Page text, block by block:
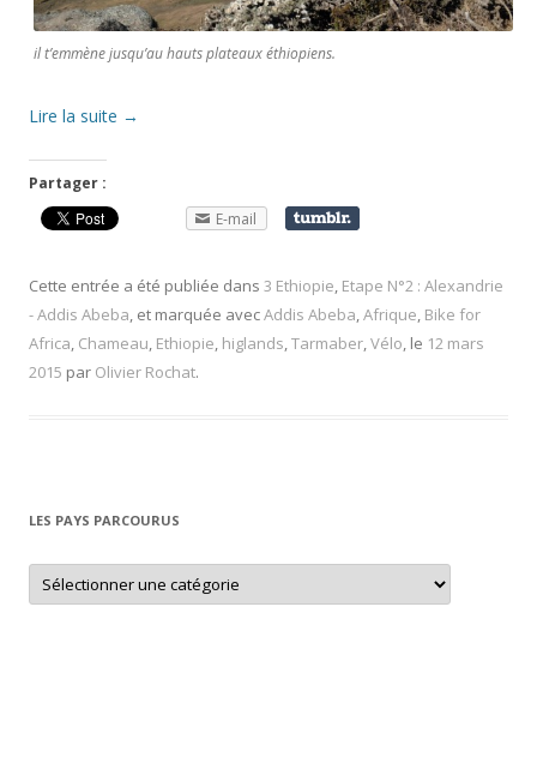
il t’emmène jusqu’au hauts plateaux éthiopiens.
Lire la suite →
Partager :
E-mail
Cette entrée a été publiée dans 3 Ethiopie, Etape N°2 : Alexandrie
- Addis Abeba, et marquée avecAddis Abeba,Afrique, Bike for
Africa, Chameau, Ethiopie, higlands,Tarmaber,Vélo, le 12 mars
2015 par Olivier Rochat.
LES PAYS PARCOURUS
L
s